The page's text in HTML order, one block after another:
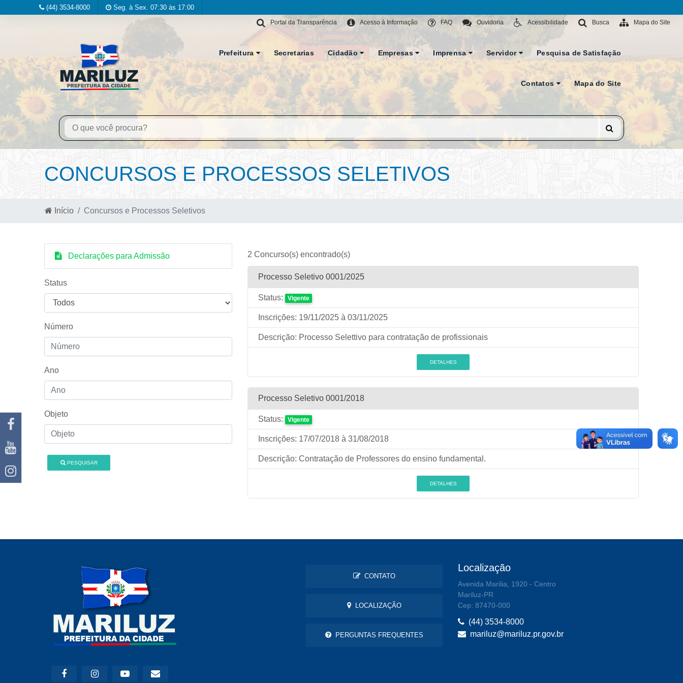
(44) 3534-8000 Seg. à Sex. 07:30 às 17:00
Mapa do Site
Busca
Acessibilidade
Ouvidoria
FAQ
Acesso à Informação
Portal da Transparência
Prefeitura Secretarias Cidadão Empresas Imprensa Servidor Pesquisa de Satisfação
Contatos Mapa do Site
CONCURSOS E PROCESSOS SELETIVOS
Início Concursos e Processos Seletivos
Declarações para Admissão
Status
Número
Ano
Objeto
PESQUISAR
2 Concurso(s) encontrado(s)
Processo Seletivo 0001/2025
Status: Vigente
Inscrições: 19/11/2025 à 03/11/2025
Descrição: Processo Selettivo para contratação de profissionais
DETALHES
Processo Seletivo 0001/2018
Status: Vigente
Inscrições: 17/07/2018 à 31/08/2018
Descrição: Contratação de Professores do ensino fundamental.
DETALHES
CONTATO
LOCALIZAÇÃO
PERGUNTAS FREQUENTES
Localização
Avenida Marilia, 1920 - Centro
Mariluz-PR
Cep: 87470-000
(44) 3534-8000
mariluz@mariluz.pr.gov.br